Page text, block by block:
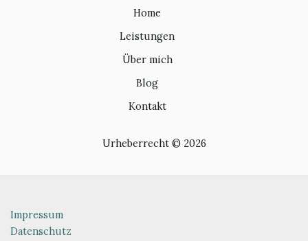
Home
Leistungen
Über mich
Blog
Kontakt
Urheberrecht © 2026
Impressum
Datenschutz